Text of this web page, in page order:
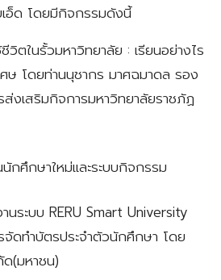
อ็ด โดยมีกิจกรรมดังนี้
วิตในรั้วมหาวิทยาลัย : เรียนอย่างไร
ษ โดยท่านนุชากร มาศฉมาดล รอง
ส่งเสริมกิจการมหาวิทยาลัยราชภัฏ
ศึกษาใหม่และระบบกิจกรรม
นระบบ RERU Smart University
ดทำบัตรประจำตัวนักศึกษา โดย
(มหาชน)